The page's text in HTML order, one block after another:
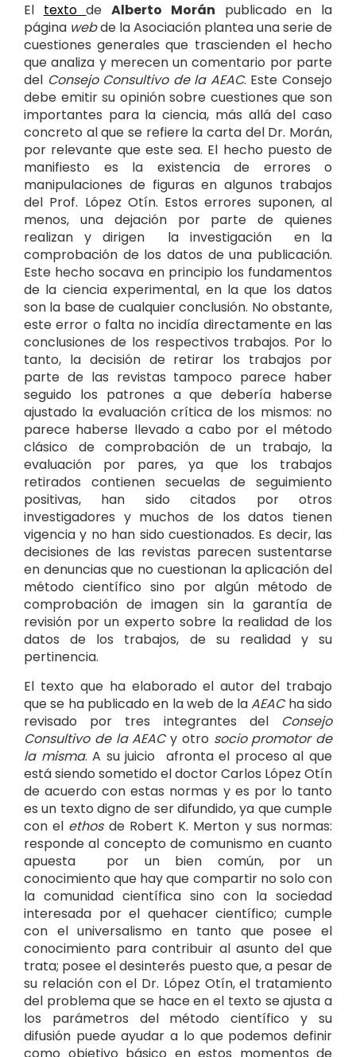
El textodeAlberto Morán publicado en la
página webde la Asociación plantea una serie de
cuestiones generales que trascienden el hecho
que analiza y merecen un comentario por parte
del Consejo Consultivo de la AEAC. Este Consejo
debe emitir su opinión sobre cuestiones que son
importantes para la ciencia, más allá del caso
concreto al que se refiere la carta del Dr. Morán,
por relevante que este sea. El hecho puesto de
manifiesto es la existencia de errores o
manipulaciones de figuras en algunos trabajos
del Prof. López Otín. Estos errores suponen, al
menos, una dejación por parte de quienes
realizan y dirigen la investigación en la
comprobación de los datos de una publicación.
Este hecho socava en principio los fundamentos
de la ciencia experimental, en la que los datos
son la base de cualquier conclusión. No obstante,
este error o falta no incidía directamente en las
conclusiones de los respectivos trabajos. Por lo
tanto, la decisión de retirar los trabajos por
parte de las revistas tampoco parece haber
seguido los patrones a que debería haberse
ajustado la evaluación crítica de los mismos: no
parece haberse llevado a cabo por el método
clásico de comprobación de un trabajo, la
evaluación por pares, ya que los trabajos
retirados contienen secuelas de seguimiento
positivas, han sido citados por otros
investigadores y muchos de los datos tienen
vigencia y no han sido cuestionados. Es decir, las
decisiones de las revistas parecen sustentarse
en denuncias que no cuestionan la aplicación del
método científico sino por algún método de
comprobación de imagen sin la garantía de
revisión por un experto sobre la realidad de los
datos de los trabajos, de su realidad y su
pertinencia.
El texto que ha elaborado el autor del trabajo
que se ha publicado en la web de laAEACha sido
revisado por tres integrantes del Consejo
Consultivo de la AEACy otro socio promotor de
la misma. A su juicio afronta el proceso al que
está siendo sometido el doctor Carlos López Otín
de acuerdo con estas normas y es por lo tanto
es un texto digno de ser difundido, ya que cumple
con el ethosde Robert K. Merton y sus normas:
responde al concepto de comunismo en cuanto
apuesta por un bien común, por un
conocimiento que hay que compartir no solo con
la comunidad científica sino con la sociedad
interesada por el quehacer científico; cumple
con el universalismo en tanto que posee el
conocimiento para contribuir al asunto del que
trata; posee el desinterés puesto que, a pesar de
su relación con el Dr. López Otín, el tratamiento
del problema que se hace en el texto se ajusta a
los parámetros del método científico y su
difusión puede ayudar a lo que podemos definir